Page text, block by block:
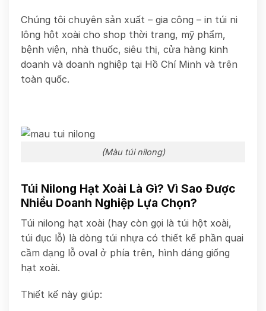
Chúng tôi chuyên sản xuất – gia công – in túi ni
lông hột xoài cho shop thời trang, mỹ phẩm,
bệnh viện, nhà thuốc, siêu thị, cửa hàng kinh
doanh và doanh nghiệp tại Hồ Chí Minh và trên
toàn quốc.
(Màu túi nilong)
Túi Nilong Hạt Xoài Là Gì? Vì Sao Được
Nhiều Doanh Nghiệp Lựa Chọn?
Túi nilong hạt xoài (hay còn gọi là túi hột xoài,
túi đục lỗ) là dòng túi nhựa có thiết kế phần quai
cầm dạng lỗ oval ở phía trên, hình dáng giống
hạt xoài.
Thiết kế này giúp: